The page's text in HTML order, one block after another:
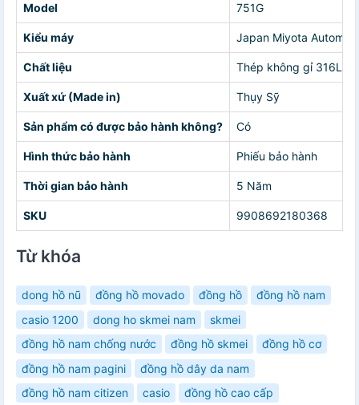
Model 751G
Kiểu máy Japan Miyota
Chất liệu Thép không gỉ 316L
Xuất xứ (Made in) Thụy Sỹ
Sản phẩm có được bảo hành không? Có
Hình thức bảo hành Phiếu bảo hành
Thời gian bảo hành 5 Năm
SKU 9908692180368
Từ khóa
dong hồ nũ đồng hồ movado đồng hồ
đồng hồ nam
casio 1200
dong ho skmei nam
skmei
đồng hồ nam chống nước
đồng hồ skmei
đồng hồ cơ
đồng hồ nam pagini
đồng hồ dây da nam
đồng hồ nam citizen
casio
đồng hồ cao cấp